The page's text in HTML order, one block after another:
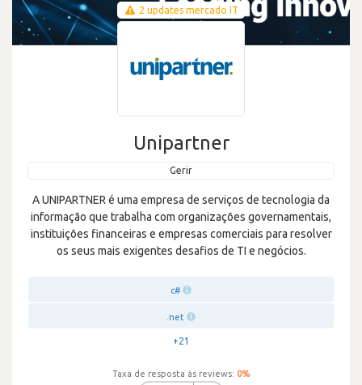
2 updates mercado IT
Unipartner
Gerir
A UNIPARTNER é uma empresa de serviços de tecnologia da
informação que trabalha com organizações governamentais,
instituições financeiras e empresas comerciais para resolver
os seus mais exigentes desafios de TI e negócios.
c#
.net
+21
Taxa de resposta às reviews: 0%